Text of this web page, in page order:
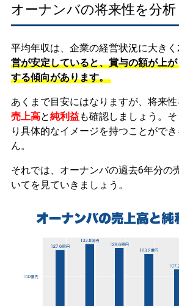
オーナンバの将来性を分析
平均年収は、企業の経営状況に大きく
営が安定していると、賞与の額が上
する傾向があります。
あくまで目安にはなりますが、将来性
売上高と純利益も確認しましょう。
り具体的なイメージを持つことがで
ん。
それでは、オーナンバの過去6年分の
いてを見ていきましょう。